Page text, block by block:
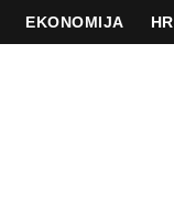
EKONOMIJA